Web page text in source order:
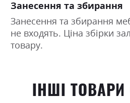
Занесення та збирання
Занесення та збирання
не входять. Ціна збірки
товару.
ІНШІ